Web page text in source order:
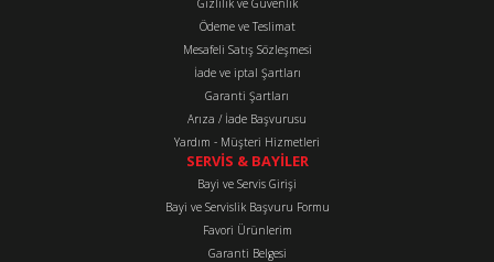
Ürün bilgilerinde hatalar bulunuyor.
Ürün fiyatı diğer sitelerden daha pahalı.
Bu ürüne benzer farklı alternatifler olmalı.
Gönder
Gizlilik ve Güvenlik
Ödeme ve Teslimat
Mesafeli Satış Sözleşmesi
İade ve iptal Şartları
Garanti Şartları
Arıza / İade Başvurusu
Yardım - Müşteri Hizmetleri
SERVİS & BAYİLER
Bayi ve Servis Girişi
Bayi ve Servislik Başvuru Formu
Favori Ürünlerim
Garanti Belgesi